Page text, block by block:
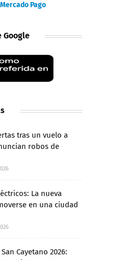
Pago
Google
tras un vuelo a
robos de
La nueva
en una ciudad
Cayetano 2026: